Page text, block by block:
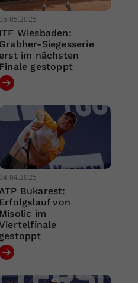
05.05.2025
ITF Wiesbaden:
Grabher-Siegesserie
erst im nächsten
Finale gestoppt
04.04.2025
Bukarest:
Erfolgslauf von
Misolic im
gestoppt